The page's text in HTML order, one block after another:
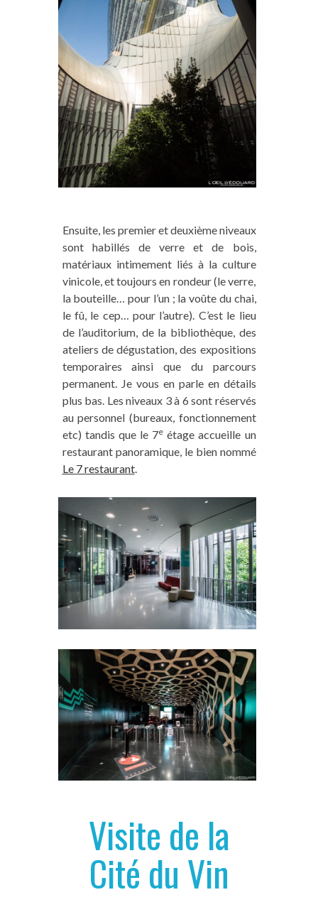
Ensuite, les premier et deuxième niveaux
sont habillés de verre et de bois,
matériaux intimement liés à la culture
vinicole, et toujours en rondeur (le verre,
la bouteille… pour l’un ; la voûte du chai,
le fû, le cep… pour l’autre). C’est le lieu
de l’auditorium, de la bibliothèque, des
ateliers de dégustation, des expositions
temporaires ainsi que du parcours
permanent. Je vous en parle en détails
plus bas. Les niveaux 3 à 6 sont réservés
au personnel (bureaux, fonctionnement
etc) tandis que le 7e étage accueille un
restaurant panoramique, le bien nommé
Le 7 restaurant.
Visite de la
Cité du Vin
temps libre...). Pour soutenir notre travail,
vous pouvez, dans nos articles, passer par nos
liens affiliés
pour vos achats en ligne de
matériel, vos réservations de vol d'avion,
d’hébergements, de visites et activités
touristiques... (voir la liste de nos partenaires
Cela ne vous coûtera rien de plus
et, nous, ça
nous aidera à poursuivre l’aventure Trace Ta
Route avec vous. Vous pouvez aussi
commander un de « nos produits maison » sur
notre boutique
. Merci grandement pour le